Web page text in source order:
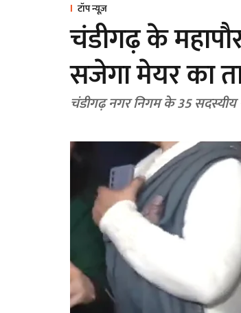
टॉप न्यूज़
चंडीगढ़ के
सजेगा मेयर का
चंडीगढ़ नगर निगम के 35